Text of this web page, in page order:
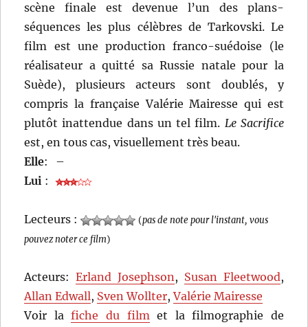
scène finale est devenue l’un des plans-
séquences les plus célèbres de Tarkovski. Le
film est une production franco-suédoise (le
réalisateur a quitté sa Russie natale pour la
Suède), plusieurs acteurs sont doublés, y
compris la française Valérie Mairesse qui est
plutôt inattendue dans un tel film. Le Sacrifice
est, en tous cas, visuellement très beau.
Elle:
–
Lui :
Lecteurs : (pas de note pour l'instant, vous
pouvez noter ce film)
Acteurs:Erland Josephson, Susan Fleetwood,
Allan Edwall, Sven Wollter,Valérie Mairesse
Voir lafiche du filmet la filmographie de